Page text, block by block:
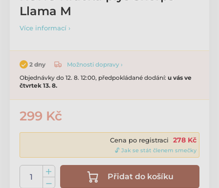
Llama M
Více informací ›
2 dny
Možnosti dopravy ›
Objednávky do 12. 8. 12:00, předpokládané dodání: u vás ve
čtvrtek 13. 8.
299 Kč
Cena po registraci 278 Kč
🔓 Jak se stát členem smečky
Přidat do košíku